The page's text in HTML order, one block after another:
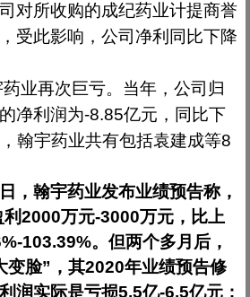
对所收购的成纪药业计提商誉
受此影响，公司净利同比下降
业再次巨亏。当年，公司归
净利润为-8.85亿元，同比下
翰宇药业共有包括袁建成等8
日，翰宇药业发布业绩预告称，
2000万元-3000万元，比上
103.39%。但两个多月后，
变脸”，其2020年业绩预告修
润实际是亏损5.5亿-6.5亿元；